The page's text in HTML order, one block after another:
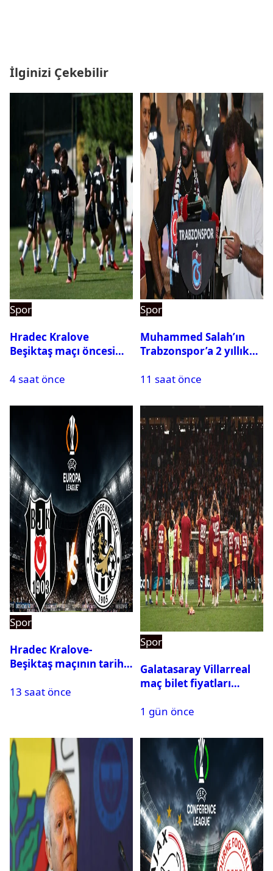
İlginizi Çekebilir
Spor
Hradec Kralove
Beşiktaş maçı öncesi
Siyah-Beyazlıların 11’i
4 saat önce
Spor
Muhammed Salah’ın
Trabzonspor’a 2 yıllık
11 saat önce
Spor
Hradec Kralove-
Beşiktaş maçının tarihi
13 saat önce
Spor
Galatasaray Villarreal
maç bilet fiyatları
1 gün önce